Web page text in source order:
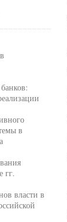
в
гг.
власти в